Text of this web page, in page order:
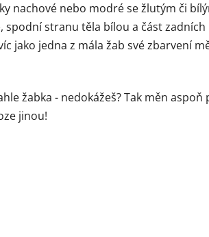
nachové nebo modré se žlutým či
spodní stranu těla bílou a část
jako jedna z mála žab své zbarvení
žabka - nedokážeš? Tak měn
jinou!